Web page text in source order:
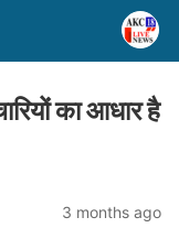
का आधार है
3 months ago